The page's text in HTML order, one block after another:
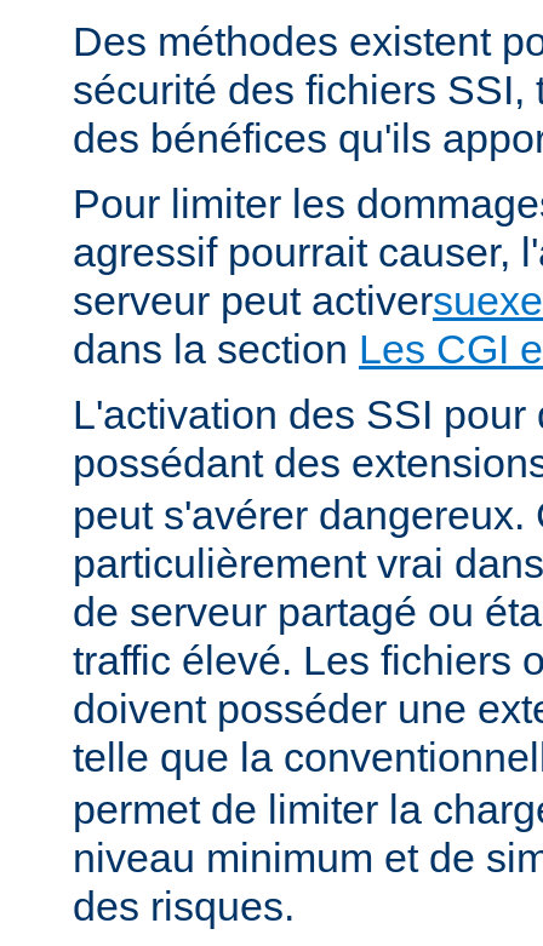
Des méthodes existent
sécurité des fichiers SSI,
des bénéfices qu'ils
Pour limiter les
agressif pourrait causer,
serveur peut activer
dans la section Les CGI
L'activation des SSI pour
possédant des
peut s'avérer dangereux.
particulièrement vrai
de serveur partagé ou
traffic élevé. Les fichiers
doivent posséder une
telle que la
permet de limiter la
niveau minimum et de
des risques.